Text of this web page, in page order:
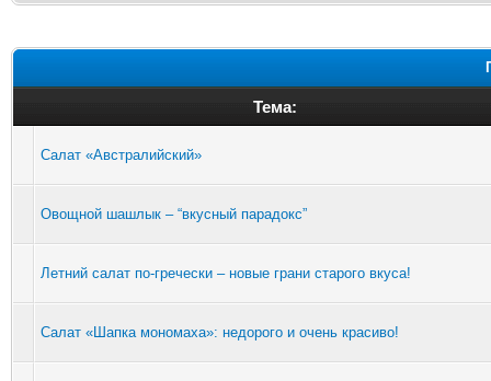
Тема:
Салат «Австралийский»
Овощной шашлык – “вкусный парадокс”
Летний салат по-гречески – новые грани старого вкуса!
Салат «Шапка мономаха»: недорого и очень красиво!